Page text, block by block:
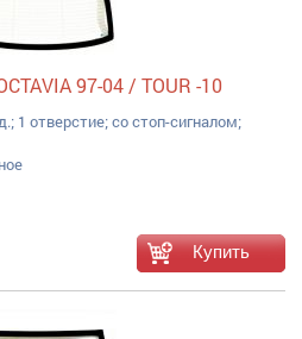
97-04 / TOUR -10
1 отверстие; со стоп-сигналом;